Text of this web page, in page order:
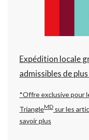
Expédition locale
admissibles de
*Offre exclusive pour
TriangleMD sur les
savoir plus